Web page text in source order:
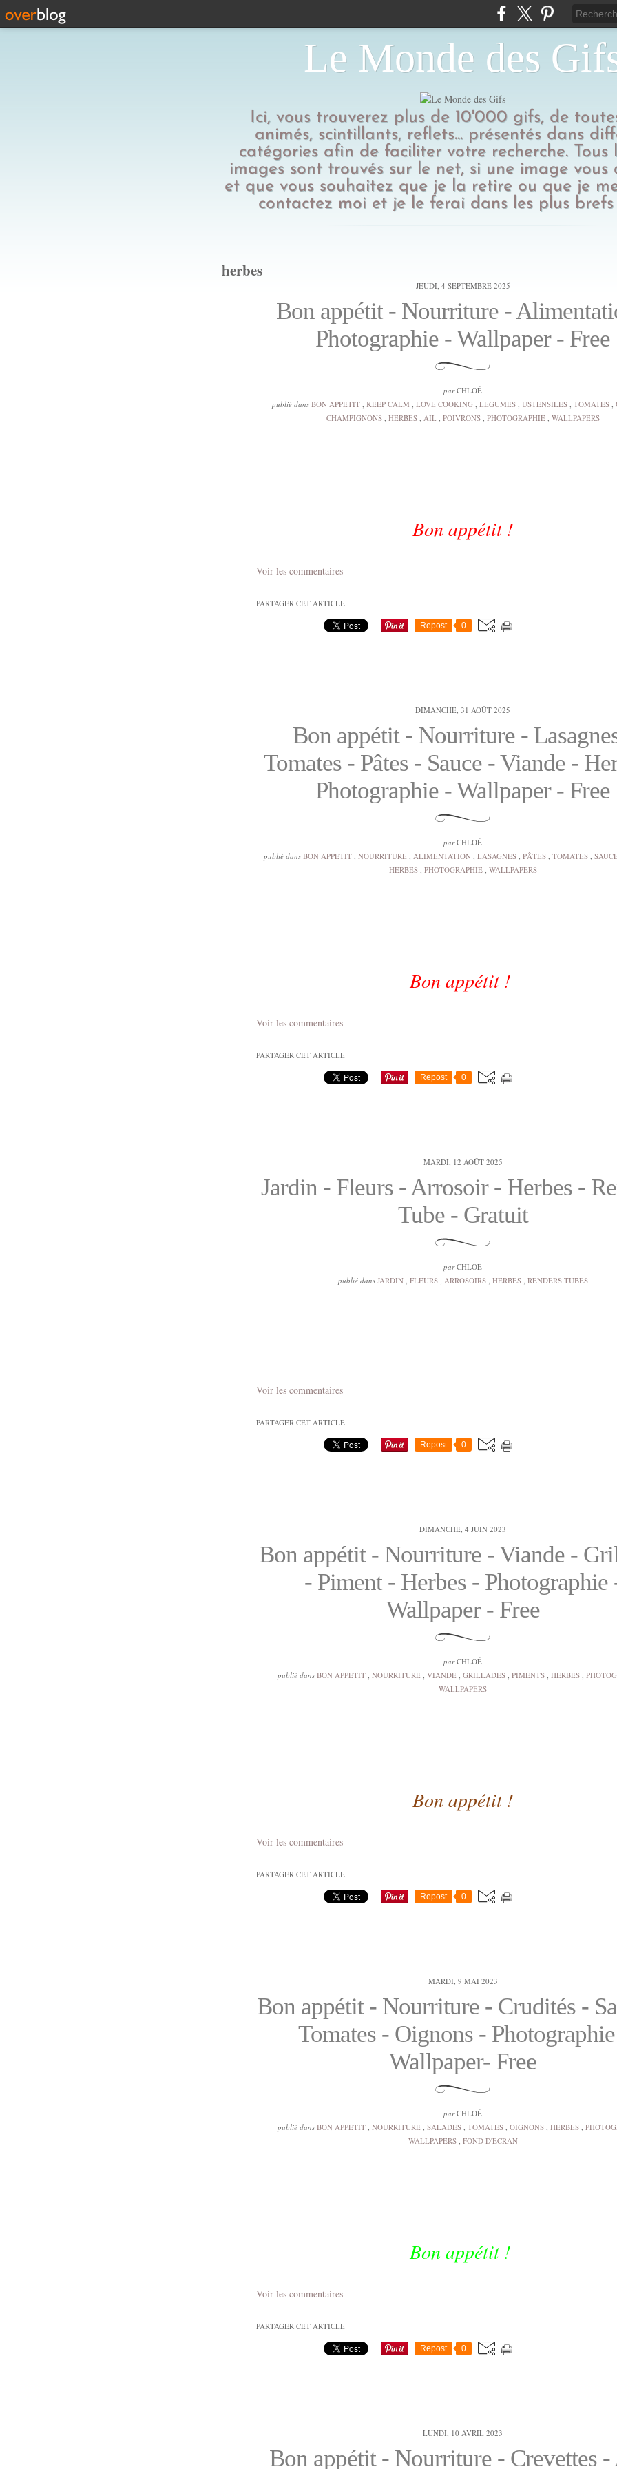
Le Monde des
Ici, vous trouverez plus de 10'000 gifs, de
animés, scintillants, reflets... présentés dans
catégories afin de faciliter votre recherche. Tous
images sont trouvés sur le net, si une image
et que vous souhaitez que je la retire ou que je
contactez moi et je le ferai dans les plus brefs
herbes
JEUDI, 4 SEPTEMBRE 2025
Bon appétit - Nourriture -
Photographie - Wallpaper - Free
parCHLOÉ
publié dans BON APPETIT, KEEP CALM , LOVE COOKING , LEGUMES, USTENSILES, TOMATES,
CHAMPIGNONS, HERBES, AIL, POIVRONS, PHOTOGRAPHIE, WALLPAPERS
Bon appétit !
Voir les commentaires
PARTAGER CET ARTICLE
Repost 0
DIMANCHE, 31 AOÛT 2025
Bon appétit - Nourriture -
Tomates - Pâtes - Sauce - Viande -
Photographie - Wallpaper - Free
parCHLOÉ
publié dans BON APPETIT, NOURRITURE, ALIMENTATION, LASAGNES, PÂTES, TOMATES,
HERBES, PHOTOGRAPHIE, WALLPAPERS
Bon appétit !
Voir les commentaires
PARTAGER CET ARTICLE
Repost 0
MARDI, 12 AOÛT 2025
Jardin - Fleurs - Arrosoir - Herbes -
Tube - Gratuit
parCHLOÉ
publié dans JARDIN, FLEURS, ARROSOIRS, HERBES, RENDERS TUBES
Voir les commentaires
PARTAGER CET ARTICLE
Repost 0
DIMANCHE, 4 JUIN 2023
Bon appétit - Nourriture - Viande -
- Piment - Herbes - Photographie
Wallpaper - Free
parCHLOÉ
publié dans BON APPETIT, NOURRITURE, VIANDE, GRILLADES, PIMENTS, HERBES,
WALLPAPERS
Bon appétit !
Voir les commentaires
PARTAGER CET ARTICLE
Repost 0
MARDI, 9 MAI 2023
Bon appétit - Nourriture - Crudités -
Tomates - Oignons -
Wallpaper- Free
parCHLOÉ
publié dans BON APPETIT , NOURRITURE , SALADES , TOMATES , OIGNONS , HERBES ,
WALLPAPERS, FOND D'ECRAN
Bon appétit !
Voir les commentaires
PARTAGER CET ARTICLE
Repost 0
LUNDI, 10 AVRIL 2023
Bon appétit - Nourriture - Crevettes